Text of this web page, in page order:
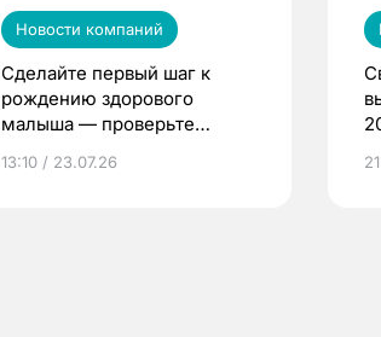
Новости компаний
Сделайте первый шаг к
рождению здорового
малыша — проверьте
по ОМС!
13:10 / 23.07.26